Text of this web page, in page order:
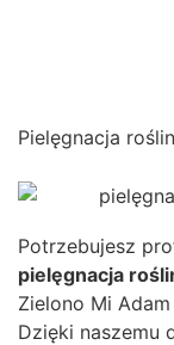
Pielęgnacja
Potrzebujesz
pielęgnacja
Zielono Mi
Dzięki naszemu